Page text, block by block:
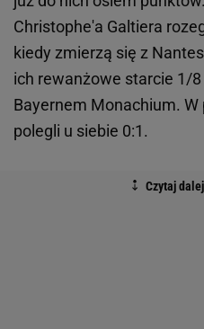
Christophe'a Galtiera
kiedy zmierzą się z
ich rewanżowe starcie 1/
Bayernem Monachium.
polegli u siebie 0:1.